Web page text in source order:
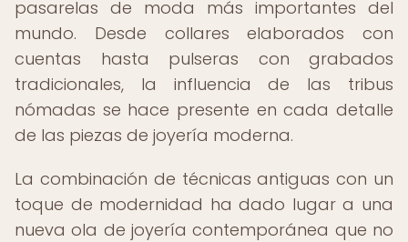
pasarelas de moda más importantes del
mundo. Desde collares elaborados con
cuentas hasta pulseras con grabados
tradicionales, la influencia de las tribus
nómadas se hace presente en cada detalle
de las piezas de joyería moderna.
La combinación de técnicas antiguas con un
toque de modernidad ha dado lugar a una
nueva ola de joyería contemporánea que no